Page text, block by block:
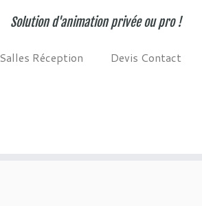
Solution d'animation privée ou pro !
Salles Réception Devis Contact